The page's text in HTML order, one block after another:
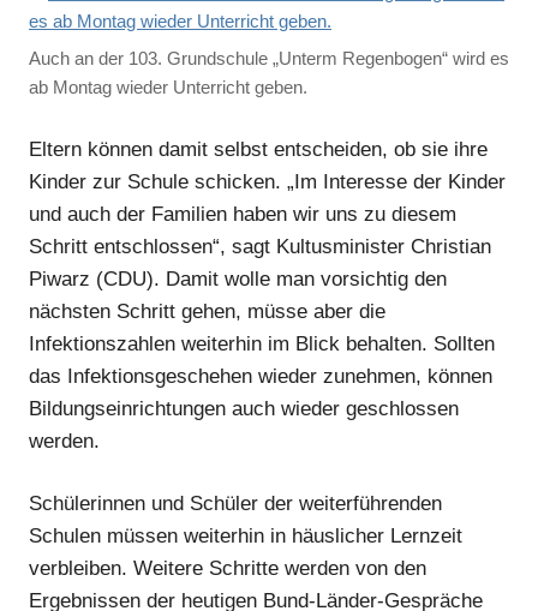
Auch an der 103. Grundschule „Unterm Regenbogen“ wird es
ab Montag wieder Unterricht geben.
Eltern können damit selbst entscheiden, ob sie ihre
Kinder zur Schule schicken. „Im Interesse der Kinder
und auch der Familien haben wir uns zu diesem
Schritt entschlossen“, sagt Kultusminister Christian
Piwarz (CDU). Damit wolle man vorsichtig den
nächsten Schritt gehen, müsse aber die
Infektionszahlen weiterhin im Blick behalten. Sollten
das Infektionsgeschehen wieder zunehmen, können
Bildungseinrichtungen auch wieder geschlossen
werden.
Schülerinnen und Schüler der weiterführenden
Schulen müssen weiterhin in häuslicher Lernzeit
verbleiben. Weitere Schritte werden von den
Ergebnissen der heutigen Bund-Länder-Gespräche